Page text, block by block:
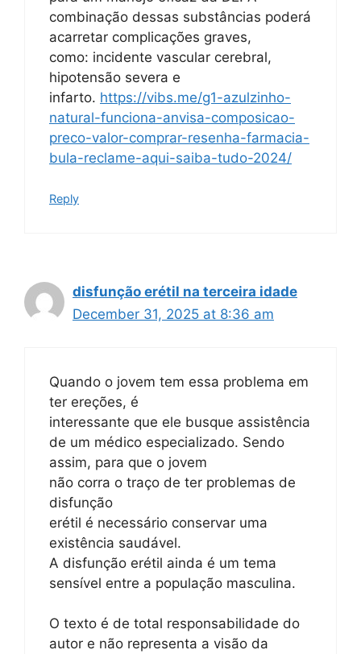
combinação dessas substâncias poderá
acarretar complicações graves,
como: incidente vascular cerebral,
hipotensão severa e
infarto. https://vibs.me/g1-azulzinho-
natural-funciona-anvisa-composicao-
preco-valor-comprar-resenha-farmacia-
bula-reclame-aqui-saiba-tudo-2024/
Reply
disfunção erétil na terceira idade
December 31, 2025 at 8:36 am
Quando o jovem tem essa problema em
ter ereções, é
interessante que ele busque assistência
de um médico especializado. Sendo
assim, para que o jovem
não corra o traço de ter problemas de
disfunção
erétil é necessário conservar uma
existência saudável.
A disfunção erétil ainda é um tema
sensível entre a população masculina.
O texto é de total responsabilidade do
autor e não representa a visão da